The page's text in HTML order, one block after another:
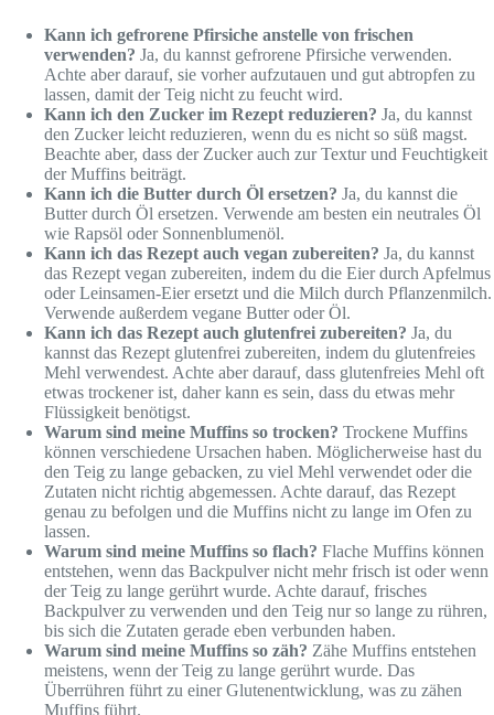
Kann ich gefrorene Pfirsiche anstelle von frischen
verwenden? Ja, du kannst gefrorene Pfirsiche verwenden.
Achte aber darauf, sie vorher aufzutauen und gut abtropfen zu
lassen, damit der Teig nicht zu feucht wird.
Kann ich den Zucker im Rezept reduzieren? Ja, du kannst
den Zucker leicht reduzieren, wenn du es nicht so süß magst.
Beachte aber, dass der Zucker auch zur Textur und Feuchtigkeit
der Muffins beiträgt.
Kann ich die Butter durch Öl ersetzen? Ja, du kannst die
Butter durch Öl ersetzen. Verwende am besten ein neutrales Öl
wie Rapsöl oder Sonnenblumenöl.
Kann ich das Rezept auch vegan zubereiten? Ja, du kannst
das Rezept vegan zubereiten, indem du die Eier durch Apfelmus
oder Leinsamen-Eier ersetzt und die Milch durch Pflanzenmilch.
Verwende außerdem vegane Butter oder Öl.
Kann ich das Rezept auch glutenfrei zubereiten? Ja, du
kannst das Rezept glutenfrei zubereiten, indem du glutenfreies
Mehl verwendest. Achte aber darauf, dass glutenfreies Mehl oft
etwas trockener ist, daher kann es sein, dass du etwas mehr
Flüssigkeit benötigst.
Warum sind meine Muffins so trocken? Trockene Muffins
können verschiedene Ursachen haben. Möglicherweise hast du
den Teig zu lange gebacken, zu viel Mehl verwendet oder die
Zutaten nicht richtig abgemessen. Achte darauf, das Rezept
genau zu befolgen und die Muffins nicht zu lange im Ofen zu
lassen.
Warum sind meine Muffins so flach? Flache Muffins können
entstehen, wenn das Backpulver nicht mehr frisch ist oder wenn
der Teig zu lange gerührt wurde. Achte darauf, frisches
Backpulver zu verwenden und den Teig nur so lange zu rühren,
bis sich die Zutaten gerade eben verbunden haben.
Warum sind meine Muffins so zäh? Zähe Muffins entstehen
meistens, wenn der Teig zu lange gerührt wurde. Das
Überrühren führt zu einer Glutenentwicklung, was zu zähen
Muffins führt.